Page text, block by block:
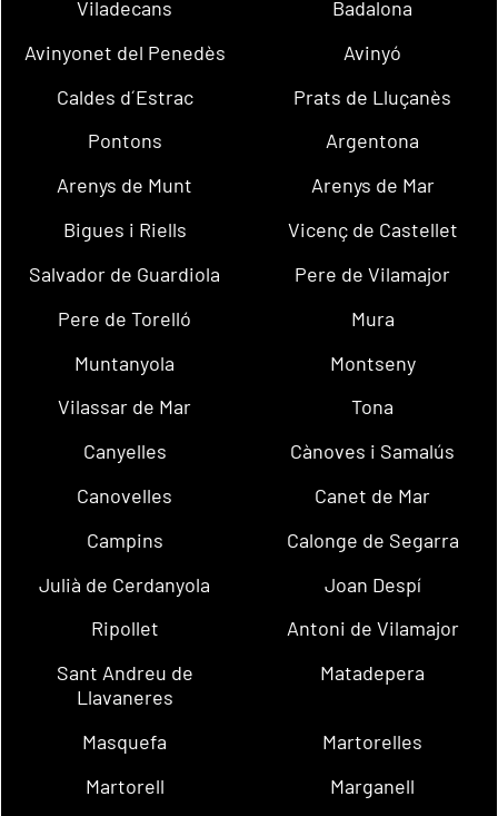
Viladecans
Badalona
Avinyonet del Penedès
Avinyó
Caldes d´Estrac
Prats de Lluçanès
Pontons
Argentona
Arenys de Munt
Arenys de Mar
Bigues i Riells
Vicenç de Castellet
Salvador de Guardiola
Pere de Vilamajor
Pere de Torelló
Mura
Muntanyola
Montseny
Vilassar de Mar
Tona
Canyelles
Cànoves i Samalús
Canovelles
Canet de Mar
Campins
Calonge de Segarra
Julià de Cerdanyola
Joan Despí
Ripollet
Antoni de Vilamajor
Sant Andreu de
Llavaneres
Matadepera
Masquefa
Martorelles
Martorell
Marganell